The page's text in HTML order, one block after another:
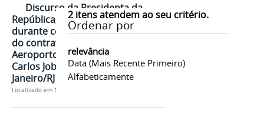
2itens atendem ao seu critério.
Ordenar por
relevância
Data (mais Recente Primeiro)
Alfabeticamente
Discurso da Presidenta da
República, Dilma Rousseff,
durante cerimônia de assinatura
do contrato de concessão do
Aeroporto Internacional Antônio
Carlos Jobim - Galeão - Rio de
Janeiro/RJ
Localizado em Discursos